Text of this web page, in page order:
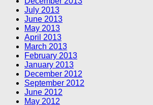
July 2013
June 2013
May 2013
April 2013
March 2013
February 2013
January 2013
December 2012
September 2012
June 2012
May 2012